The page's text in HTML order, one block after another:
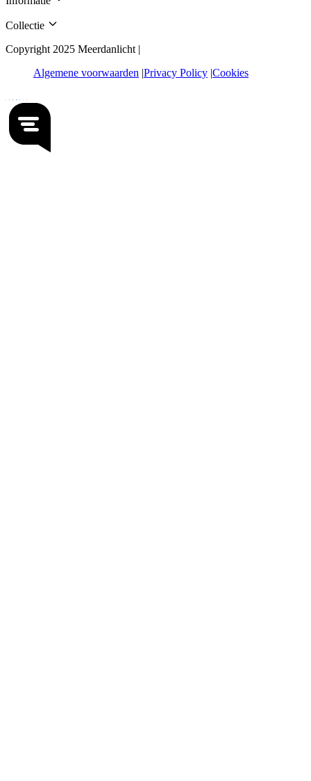
Collectie
Copyright 2025 Meerdanlicht |
Algemene voorwaarden Privacy Policy Cookies